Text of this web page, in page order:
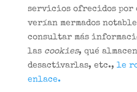
servicios ofrecidos por
verían mermados
consultar más
las cookies, qué
desactivarlas, etc., le
enlace.